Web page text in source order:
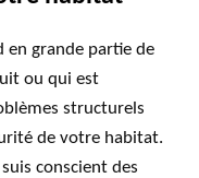
en grande partie de
ou qui est
structurels
de votre habitat.
conscient des